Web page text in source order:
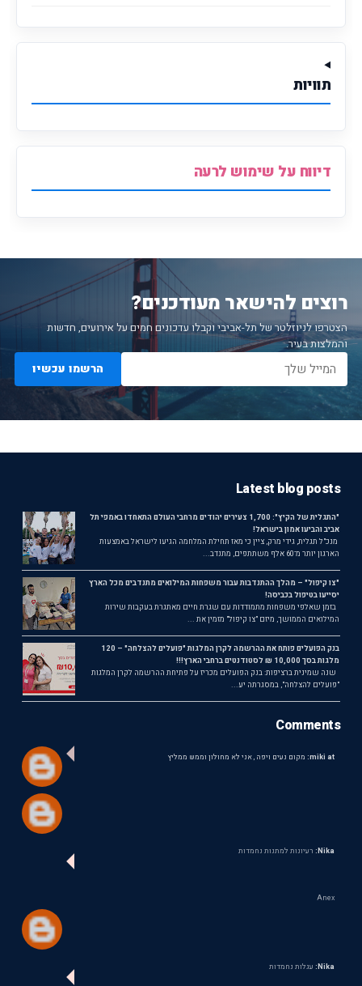
תוויות
דיווח על שימוש לרעה
רוצים להישאר מעודכנים?
הצטרפו לניוזלטר של תל-אביבי וקבלו עדכונים חמים על אירועים, חדשות
והמלצות בעיר.
הרשמו עכשיו
Latest blog posts
"התגלית של הקיץ": 1,700 צעירים יהודים מרחבי העולם התאחדו באמפי תל
אביב והביעו אמון בישראל!
מנכ"ל תגלית, גידי מרק, ציין כי מאז תחילת המלחמה הגיעו לישראל באמצעות
הארגון יותר מ־60 אלף משתתפים, מתנדב...
"צו קיפול" – מהלך ההתנדבות עבור משפחות המילואים מתנדבים מכל הארץ
יסייעו בטיפול בכביסה!
בזמן שאלפי משפחות מתמודדות עם שגרת חיים מאתגרת בעקבות שירות
המילואים הממושך, מיזם "צו קיפול" מזמין את ...
בנק הפועלים פותח את ההרשמה לקרן המלגות "פועלים להצלחה" – 120
מלגות בסך 10,000 ₪ לסטודנטים ברחבי הארץ!!!
שנה שמינית ברציפות: בנק הפועלים מכריז על פתיחת ההרשמה לקרן המלגות
"פועלים להצלחה", במסגרתה יע...
Comments
miki at: מקום נעים ויפה , אני לא מחולון וממש ממליץ
Nika: רעיונות למתנות נחמדות
Anex
Nika: עגלות נחמדות